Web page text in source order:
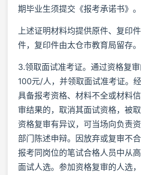
期毕业生须提交《报考承诺书》。
上述证明材料均提供原件、复印
件，复印件由太仓市教育局留存。
3.领取面试准考证。通过资格复
100元/人，并领取面试准考证。
具备报考资格、材料不全或材料
审结果的，取消其面试资格，被
资格复审有异议，可当场向负责
部门陈述申辩。因放弃或复审不
报考同岗位的笔试合格人员中从
面试人选。参加资格复审的人选